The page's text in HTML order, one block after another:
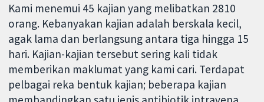
Kami menemui 45 kajian yang melibatkan 2810
orang. Kebanyakan kajian adalah berskala kecil,
agak lama dan berlangsung antara tiga hingga 15
hari. Kajian-kajian tersebut sering kali tidak
memberikan maklumat yang kami cari. Terdapat
pelbagai reka bentuk kajian; beberapa kajian